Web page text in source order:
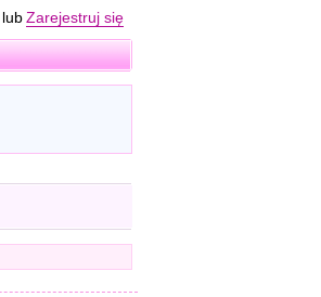
lub Zarejestruj się